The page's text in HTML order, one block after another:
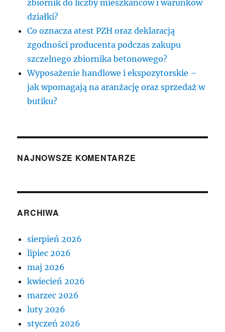
zbiornik do liczby mieszkańców i warunków
działki?
Co oznacza atest PZH oraz deklaracją
zgodności producenta podczas zakupu
szczelnego zbiornika betonowego?
Wyposażenie handlowe i ekspozytorskie –
jak wpomagają na aranżację oraz sprzedaż w
butiku?
NAJNOWSZE KOMENTARZE
ARCHIWA
sierpień 2026
lipiec 2026
maj 2026
kwiecień 2026
marzec 2026
luty 2026
styczeń 2026